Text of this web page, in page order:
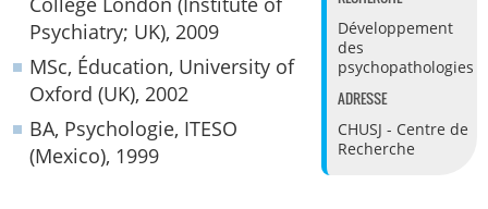
Développement
des
psychopathologies
ADRESSE
CHUSJ - Centre de
Recherche
Psychiatry; UK), 2009
MSc, Éducation, University of
Oxford (UK), 2002
BA, Psychologie, ITESO
(Mexico), 1999